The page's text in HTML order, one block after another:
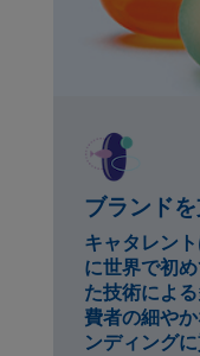
ブランド
キャタレン
に世界で初
た技術によ
費者の細や
ンディング